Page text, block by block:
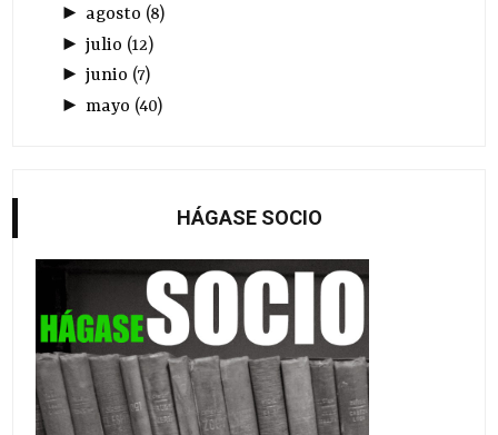
► agosto (8)
► julio (12)
► junio (7)
► mayo (40)
HÁGASE SOCIO